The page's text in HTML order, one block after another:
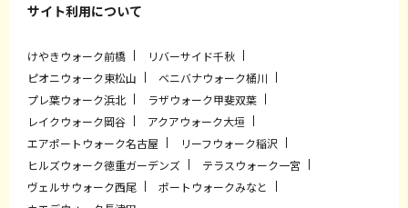
サイト利用について
けやきウォーク前橋
リバーサイド千秋
ピオニウォーク東松山
ベニバナウォーク桶川
プレ葉ウォーク浜北
ラザウォーク甲斐双葉
レイクウォーク岡谷
アクアウォーク大垣
エアポートウォーク名古屋
リーフウォーク稲沢
ヒルズウォーク徳重ガーデンズ
テラスウォーク一宮
ヴェルサウォーク西尾
ポートウォークみなと